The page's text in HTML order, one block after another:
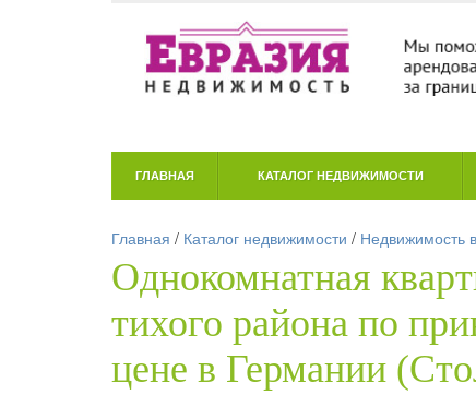
ГЛАВНАЯ КАТАЛОГ НЕДВИЖИМОСТИ
Главная / Каталог недвижимости / Недвижимость
Однокомнатная
тихого района по
цене в Германии